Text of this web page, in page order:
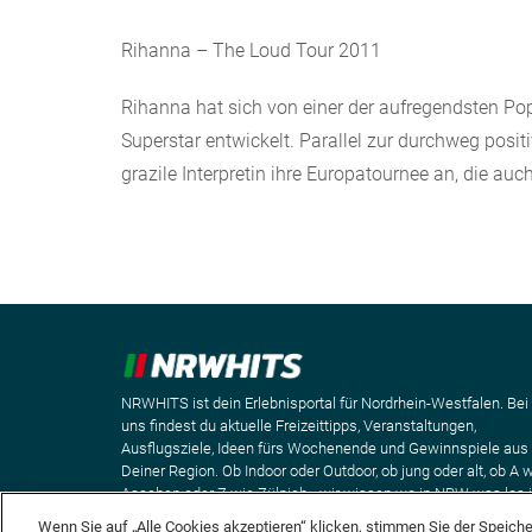
Rihanna – The Loud Tour 2011
Rihanna hat sich von einer der aufregendsten
Superstar entwickelt. Parallel zur durchweg
grazile Interpretin ihre Europatournee an, die
NRWHITS ist dein Erlebnisportal für Nordrhein-Westfalen. Bei
uns findest du aktuelle Freizeittipps, Veranstaltungen,
Ausflugsziele, Ideen fürs Wochenende und Gewinnspiele aus
Deiner Region. Ob Indoor oder Outdoor, ob jung oder alt, ob A
Aaachen oder Z wie Zülpich - wir wissen wo in NRW was los
Wenn Sie auf „Alle Cookies akzeptieren“ klicken, stimmen Sie der